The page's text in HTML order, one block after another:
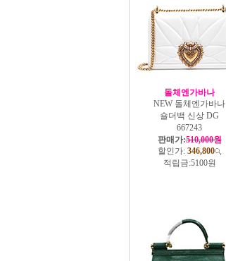
돌체엔가바나
NEW 돌체엔가바나
숄더백 신상 DG
667243
판매가:510,000원
할인가: 346,800
적립금:5100원